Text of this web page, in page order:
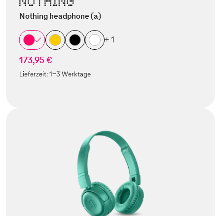
Nothing headphone (a)
+ 1
173,95 €
Lieferzeit:1-3 Werktage